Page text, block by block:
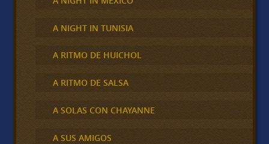
A NIGHT IN TUNISIA
A RITMO DE HUICHOL
A RITMO DE SALSA
A SOLAS CON CHAYANNE
A SUS AMIGOS